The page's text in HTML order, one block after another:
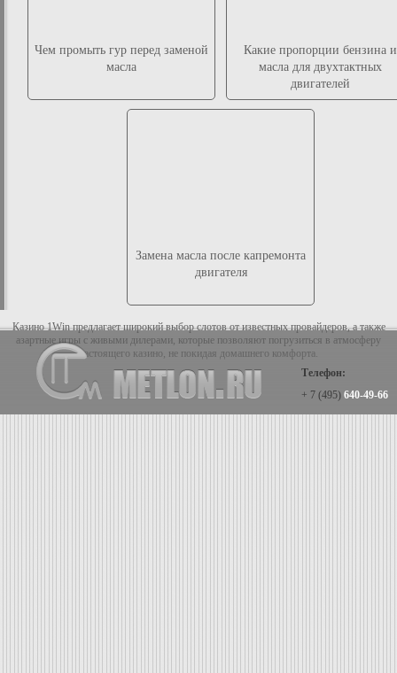
Чем промыть гур перед заменой
масла
Какие пропорции бензина и
масла для двухтактных
двигателей
Замена масла после капремонта
двигателя
Казино 1Win предлагает широкий выбор слотов от известных провайдеров, а также
азартные игры с живыми дилерами, которые позволяют погрузиться в атмосферу
настоящего казино, не покидая домашнего комфорта.
Телефон:
+ 7 (495) 640-49-66